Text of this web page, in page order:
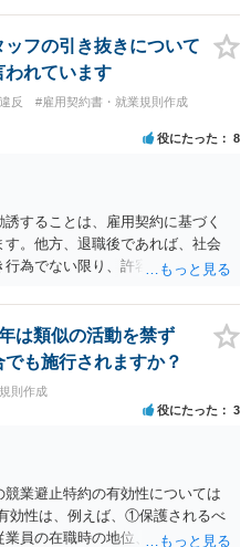
択肢として取り得るかと思われ
フの引き抜きについて
われています
反
#雇用契約書・就業規則作成
役にたった 8
することは、雇用契約に基づく
。他方、退職後であれば、社会
為でない限り、許容されると考
お客様に伝えたときに今後のこ
当してもらいたい、と言ってくだ
）を教えていて決まったら報告し
関し、一応、在職中の行為と言
が問題になり得ると思われま
ならないように思われます。 な
における会社側の損害の立証は
談して訴訟の予定です】という
に思います。
は類似の活動を禁ず
も施行されますか？
則作成
役にたった 3
業避止特約の有効性については
効性は、例えば、①保護されるべ
員の在職時の地位、③地域的限